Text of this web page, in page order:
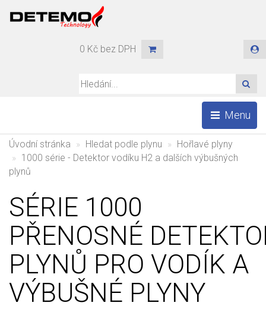
0 Kč bez DPH
Menu
Úvodní stránka Hledat podle plynu
Hořlavé plyny
1000 série - Detektor vodíku H2 a dalších výbušných
plynů
SÉRIE 1000
PŘENOSNÉ
PLYNŮ PRO VODÍK A
VÝBUŠNÉ PLYNY